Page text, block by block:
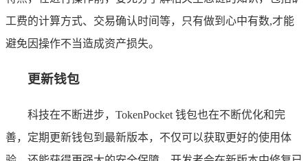
工费的计算方式、交易确认时间等，只有做到心中有数,才能
避免因操作不当造成资产损失。
更新钱包
科技在不断进步，TokenPocket 钱包也在不断优化和完
善，定期更新钱包到最新版本，不仅可以获取更好的使用体